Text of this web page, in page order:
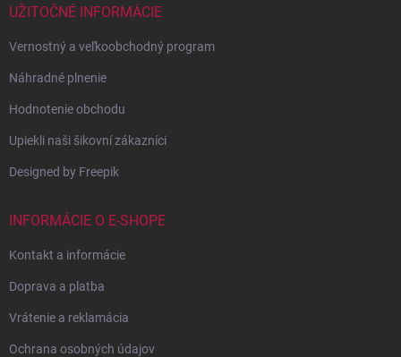
UŽITOČNÉ INFORMÁCIE
Vernostný a veľkoobchodný program
Náhradné plnenie
Hodnotenie obchodu
Upiekli naši šikovní zákazníci
Designed by Freepik
INFORMÁCIE O E-SHOPE
Kontakt a informácie
Doprava a platba
Vrátenie a reklamácia
Ochrana osobných údajov